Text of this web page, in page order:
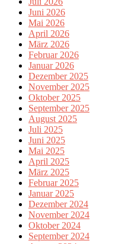
Juni 2026
Mai 2026
April 2026
März 2026
Februar 2026
Januar 2026
Dezember 2025
November 2025
Oktober 2025
September 2025
August 2025
Juli 2025
Juni 2025
Mai 2025
April 2025
März 2025
Februar 2025
Januar 2025
Dezember 2024
November 2024
Oktober 2024
September 2024